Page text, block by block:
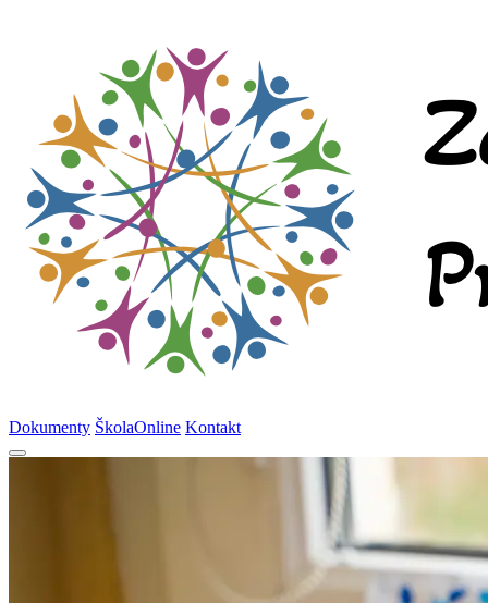
Dokumenty ŠkolaOnline Kontakt